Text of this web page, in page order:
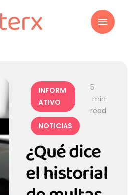
INFORM
ATIVO
NOTICIAS
5
read
¿Qué dice
el historial